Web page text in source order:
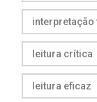
interpretação
leitura crítica
leitura eficaz